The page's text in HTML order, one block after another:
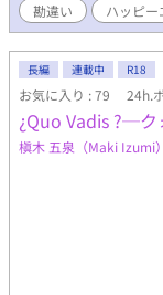
勘違い
ハッピー
長編 連載中 R18
お気に入り : 79 24h.
¿Quo Vadis ?─
槇木 五泉（Maki Izumi）